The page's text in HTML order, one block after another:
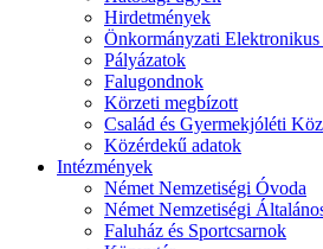
Hirdetmények
Önkormányzati
Pályázatok
Falugondnok
Körzeti megbízott
Család és Gyermekjóléti
Közérdekű adatok
Intézmények
Német Nemzetiségi Óvoda
Német Nemzetiségi
Faluház és Sportcsarnok